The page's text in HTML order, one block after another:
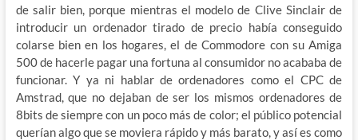
de salir bien, porque mientras el modelo de Clive Sinclair de
introducir un ordenador tirado de precio había conseguido
colarse bien en los hogares, el de Commodore con su Amiga
500 de hacerle pagar una fortuna al consumidor no acababa de
funcionar. Y ya ni hablar de ordenadores como el CPC de
Amstrad, que no dejaban de ser los mismos ordenadores de
8bits de siempre con un poco más de color; el público potencial
querían algo que se moviera rápido y más barato, y así es como